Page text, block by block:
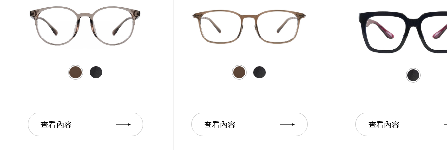
查看內容 查看內容 查看內容